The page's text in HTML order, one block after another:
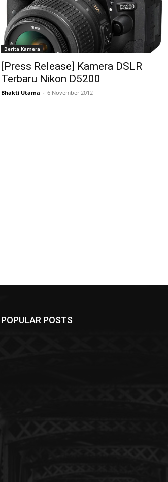
Berita Kamera
[Press Release] Kamera DSLR
Terbaru Nikon D5200
Bhakti Utama - 6 November 2012
POPULAR POSTS